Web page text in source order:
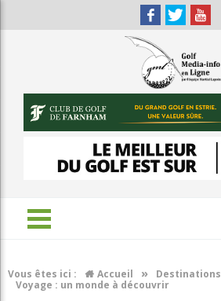
Vous êtes ici : Accueil » Destinations
Voyage : un monde à découvrir